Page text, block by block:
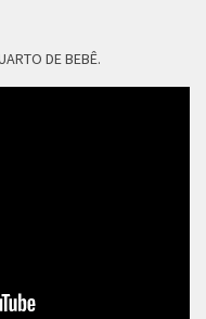
DE BEBÊ.